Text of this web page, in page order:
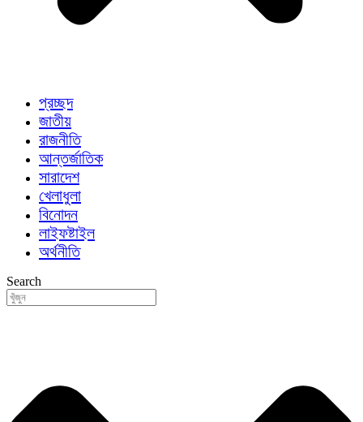
প্রচ্ছদ
জাতীয়
রাজনীতি
আন্তর্জাতিক
সারাদেশ
খেলাধুলা
বিনোদন
লাইফষ্টাইল
অর্থনীতি
Search